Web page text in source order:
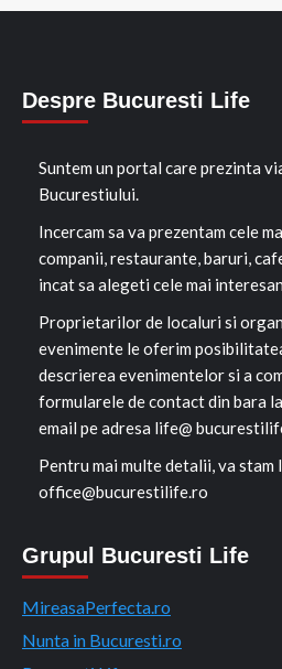
Despre Bucuresti Life
Suntem un portal care prezinta
Bucurestiului.
Incercam sa va prezentam cele
companii, restaurante, baruri,
incat sa alegeti cele mai
Proprietarilor de localuri si
evenimente le oferim
descrierea evenimentelor si a
formularele de contact din bara
email pe adresa life@
Pentru mai multe detalii, va stam
office@bucurestilife.ro
Grupul Bucuresti Life
MireasaPerfecta.ro
Nunta in Bucuresti.ro